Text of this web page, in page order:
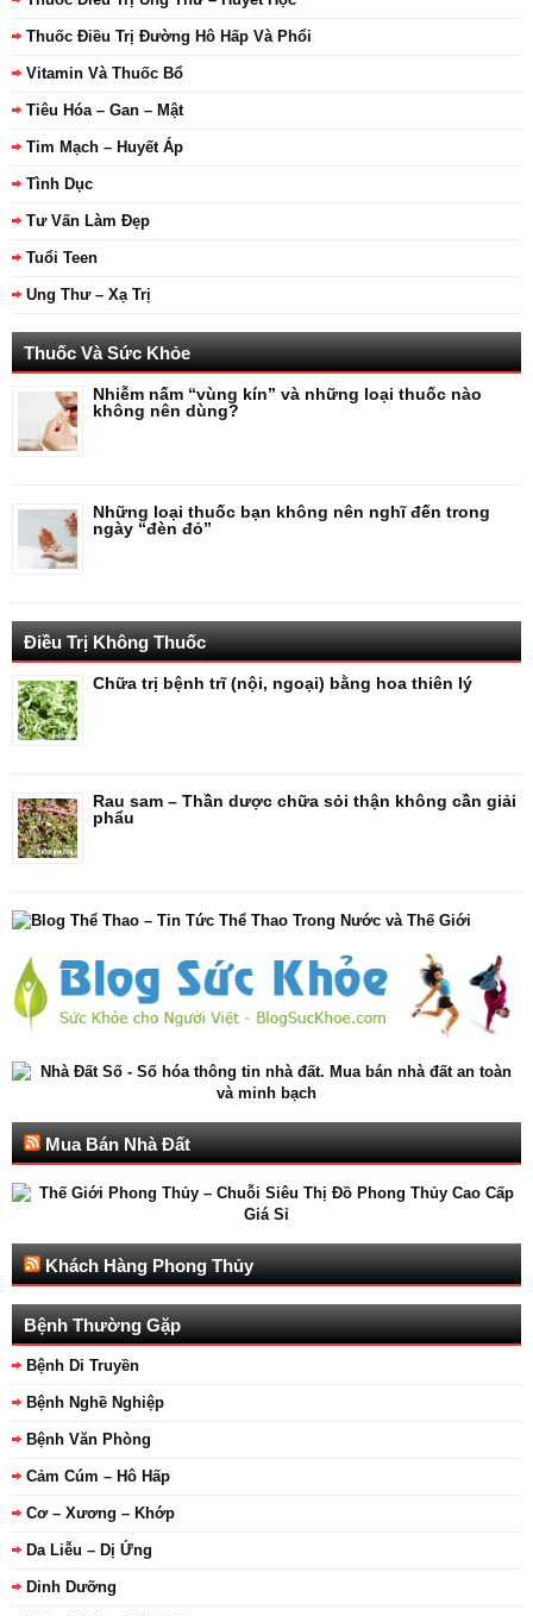
Thuốc Điều Trị Đường Hô Hấp Và Phổi
Vitamin Và Thuốc Bổ
Tiêu Hóa – Gan – Mật
Tim Mạch – Huyết Áp
Tình Dục
Tư Vấn Làm Đẹp
Tuổi Teen
Ung Thư – Xạ Trị
Thuốc Và Sức Khỏe
Nhiễm nấm “vùng kín” và những loại thuốc nào
không nên dùng?
Những loại thuốc bạn không nên nghĩ đến trong
ngày “đèn đỏ”
Điều Trị Không Thuốc
Chữa trị bệnh trĩ (nội, ngoại) bằng hoa thiên lý
Rau sam – Thần dược chữa sỏi thận không cần giải
phẩu
Mua Bán Nhà Đất
Khách Hàng Phong Thủy
Bệnh Thường Gặp
Bệnh Di Truyền
Bệnh Nghề Nghiệp
Bệnh Văn Phòng
Cảm Cúm – Hô Hấp
Cơ – Xương – Khớp
Da Liễu – Dị Ứng
Dinh Dưỡng